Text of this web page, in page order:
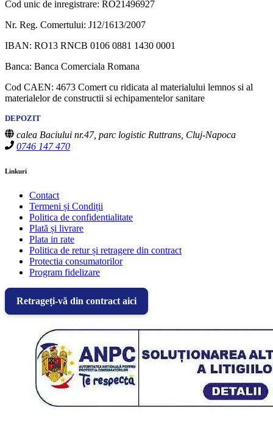
Cod unic de inregistrare: RO21496927
Nr. Reg. Comertului: J12/1613/2007
IBAN: RO13 RNCB 0106 0881 1430 0001
Banca: Banca Comerciala Romana
Cod CAEN: 4673 Comert cu ridicata al materialului lemnos si al
materialelor de constructii si echipamentelor sanitare
DEPOZIT
calea Baciului nr.47, parc logistic Ruttrans, Cluj-Napoca
0746 147 470
Linkuri
Contact
Termeni și Condiții
Politica de confidentialitate
Plată și livrare
Plata in rate
Politica de retur și retragere din contract
Protectia consumatorilor
Program fidelizare
Retrageți-vă din contract aici